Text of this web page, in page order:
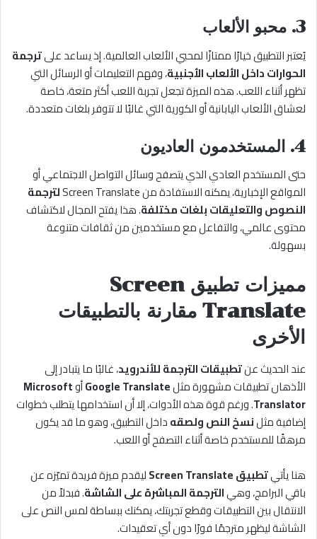
3. محبو الألعاب
يُعتبر التطبيق خيارًا ممتازًا لمحبي الألعاب العالمية. إذ يساعد علىترجمة
الحوارات داخل الألعاب الأجنبية، وفهم التعليمات أو الرسائل التي
تظهر أثناء اللعب. هذه الميزة تجعل تجربة اللعب أكثر متعة، خاصة
لعشاق الألعاب اليابانية أو الكورية التي غالبًا لا تتوفر بلغات متعددة.
4. المستخدمون العاديون
حتى المستخدم العادي الذي يتصفح وسائل التواصل الاجتماعي أو
المواقع الإخبارية، يمكنه الاستفادة من Screen Translate
لترجمة
النصوص والتعليقات بلغات مختلفة. هذا يفتح المجال لاكتشاف
محتوى عالمي، والتفاعل مع مستخدمين من ثقافات متنوعة
بسهولة.
مميزات تطبيق Screen
Translate مقارنة بالتطبيقات
الأخرى
عند الحديث عنتطبيقات الترجمة للأندرويد، غالبًا ما يتبادر إلى
الأذهان تطبيقات مشهورة مثلGoogle TranslateأوMicrosoft
Translator. ورغم قوة هذه الأدوات، إلا أن استخدامها يتطلب خطوات
إضافية مثلنسخ النص ولصقهداخل التطبيق، وهو ما قد يكون
مرهقًا للمستخدم خاصة أثناء التصفح أو اللعب.
هنا يأتيتطبيق Screen Translate
ليقدم ميزة فريدة تميّزه عن
باقي البرامج، وهيالترجمة المباشرة على الشاشة. فبدلاً من
الانتقال بين التطبيقات وقطع تجربتك، يمكنك ببساطة لمس النص على
الشاشة ليظهر مترجمًا فورًا دون أي تعقيدات.